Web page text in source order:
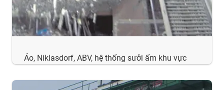
Áo, Niklasdorf, ABV, hệ thống sưởi ấm khu vực